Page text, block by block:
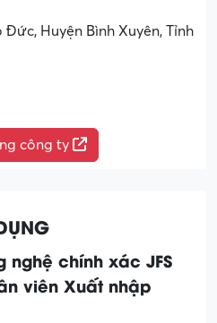
Huyện Bình Xuyên, Tỉnh
công ty
nghệ chính xác JFS
viên Xuất nhập